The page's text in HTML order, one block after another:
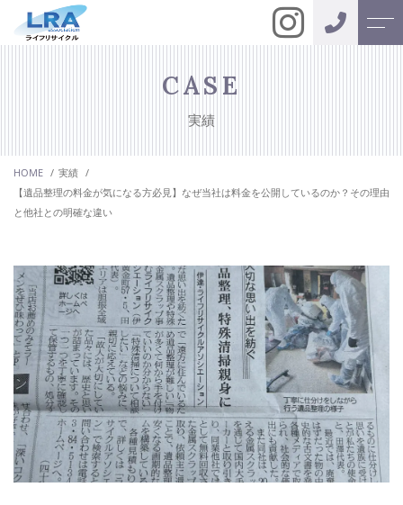
特殊清掃
現状復帰、
リフォーム工事
キャンペーン
ニュース
施工事例
お問い合わせ
CASE
実績
HOME
実績
【遺品整理の料金が気になる方必見】なぜ当社は料金を公開しているのか？その理由
と他社との明確な違い